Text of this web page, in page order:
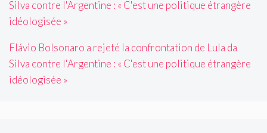
Flávio Bolsonaro a rejeté la confrontation de Lula da
Silva contre l'Argentine : « C'est une politique étrangère
idéologisée »